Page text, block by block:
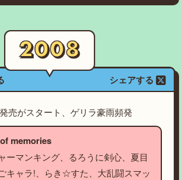
シェアする
売がスタート、ゲリラ豪雨頻発
memories
ーマンキング、るろうに剣心、夏目
キャラ!、らき☆すた、大乱闘スマッ